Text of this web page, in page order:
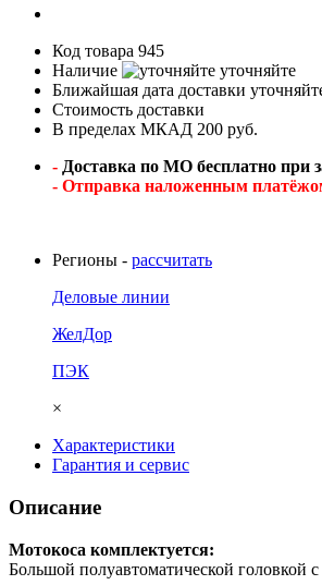
Код товара 945
Наличие
уточняйте
Ближайшая дата доставки
Стоимость доставки
В пределах МКАД 200 руб.
- Доставка по МО бесплатно при
- Отправка наложенным
Регионы - рассчитать
Деловые линии
ЖелДор
ПЭК
×
Характеристики
Гарантия и сервис
Описание
Мотокоса комплектуется:
Большой полуавтоматической головкой